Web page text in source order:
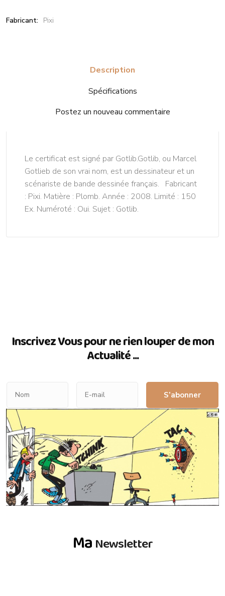
Fabricant: Pixi
Description
Spécifications
Postez un nouveau commentaire
Le certificat est signé par Gotlib.Gotlib, ou Marcel
Gotlieb de son vrai nom, est un dessinateur et un
scénariste de bande dessinée français. Fabricant
: Pixi. Matière : Plomb. Année : 2008. Limité : 150
Ex. Numéroté : Oui. Sujet : Gotlib.
Inscrivez Vous pour ne rien louper de mon
Actualité ...
S’abonner
Ma Newsletter